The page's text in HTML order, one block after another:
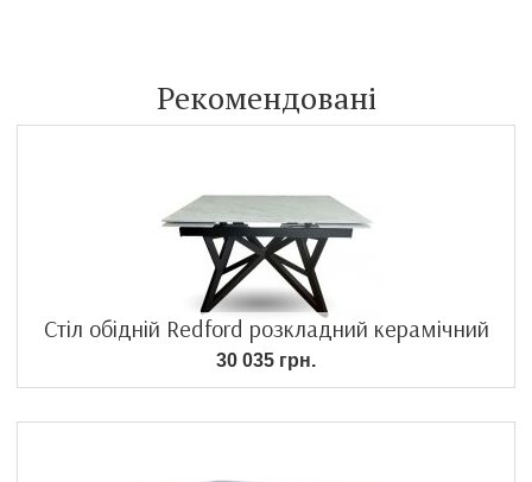
Рекомендовані
Стіл обідній Redford розкладний керамічний
30 035 грн.